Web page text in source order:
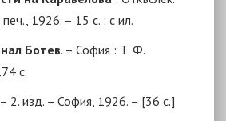
1926. – 15 с. : с ил.
Ботев. – София : Т. Ф.
с.
– 2. изд. – София, 1926. – [36 с.]